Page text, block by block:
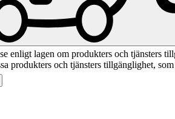
enligt lagen om produkters och tjänsters
produkters och tjänsters tillgänglighet,